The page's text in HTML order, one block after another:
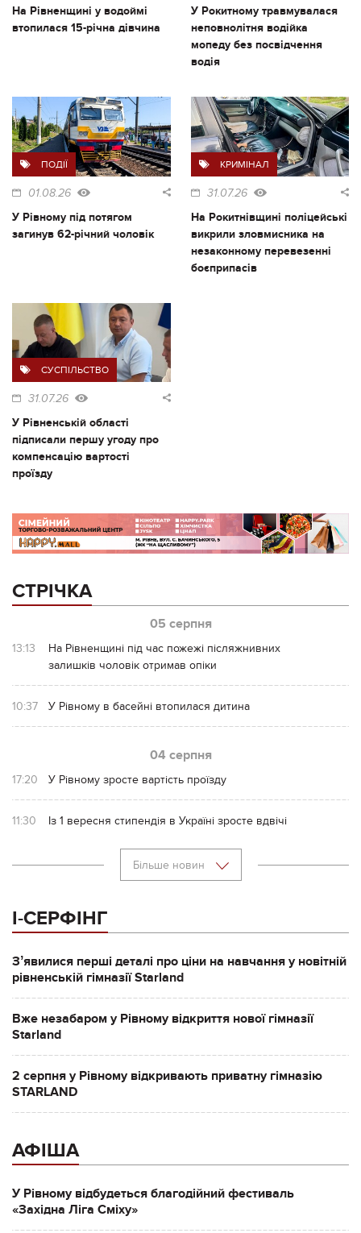
На Рівненщині у водоймі
втопилася 15-річна дівчина
У Рокитному травмувалася
неповнолітня водійка
мопеду без посвідчення
водія
ПОДІЇ
01.08.26
У Рівному під потягом
загинув 62-річний чоловік
КРИМІНАЛ
31.07.26
На Рокитнівщині поліцейські
викрили зловмисника на
незаконному перевезенні
боєприпасів
СУСПІЛЬСТВО
31.07.26
У Рівненській області
підписали першу угоду про
компенсацію вартості
проїзду
СТРІЧКА
05 серпня
13:13
На Рівненщині під час пожежі післяжнивних
залишків чоловік отримав опіки
10:37 У Рівному в басейні втопилася дитина
04 серпня
17:20 У Рівному зросте вартість проїзду
11:30 Із 1 вересня стипендія в Україні зросте вдвічі
Більше новин
І-СЕРФІНГ
Зʼявилися перші деталі про ціни на навчання у новітній
рівненській гімназії Starland
Вже незабаром у Рівному відкриття нової гімназії
Starland
2 серпня у Рівному відкривають приватну гімназію
STARLAND
АФІША
У Рівному відбудеться благодійний фестиваль
«Західна Ліга Сміху»